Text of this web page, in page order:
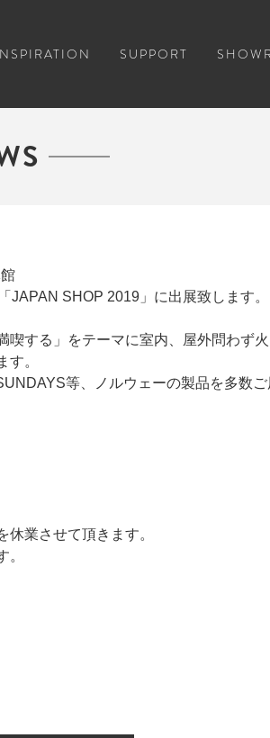
SUPPORT
SHOP 2019」に出展致します。
する」をテーマに室内、屋外問わず
す。
等、ノルウェーの製品を多数ご
業させて頂きます。
。